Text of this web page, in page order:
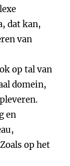
dat kan,
van
op tal van
domein,
en
op het